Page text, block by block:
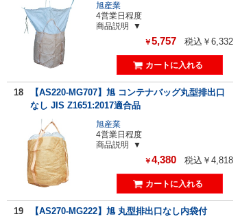
旭産業
4営業日程度
商品説明
￥5,757 税込￥6,332
18
【AS220-MG707】旭 コンテナバッグ丸型排出口
なし JIS Z1651:2017適合品
旭産業
4営業日程度
商品説明
￥4,380 税込￥4,818
19 【AS270-MG222】旭 丸型排出口なし内袋付